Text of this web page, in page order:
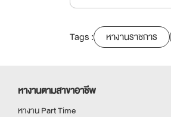
Tags : หางานราชการ
หางานตามสาขาอาชีพ
หางาน Part Time